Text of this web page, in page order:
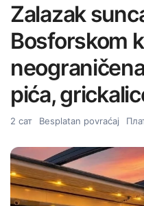
Zalazak
Bosforskom
pića,
2 сат Besplatan povraćaj